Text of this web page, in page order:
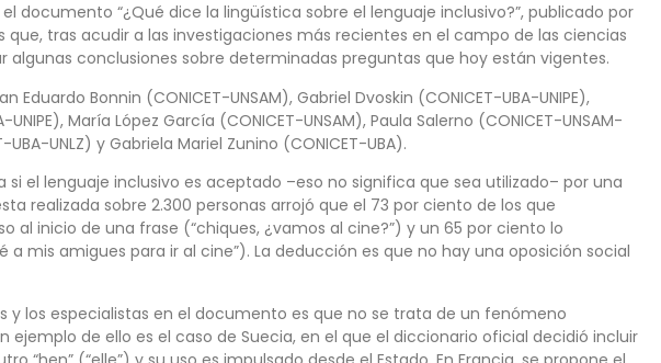
documento “¿Qué dice la lingüística sobre el lenguaje inclusivo?”, publicado por
tras acudir a las investigaciones más recientes en el campo de las ciencias
algunas conclusiones sobre determinadas preguntas que hoy están vigentes.
Bonnin (CONICET-UNSAM), Gabriel Dvoskin (CONICET-UBA-UNIPE),
UNIPE), María López García (CONICET-UNSAM), Paula Salerno (CONICET-UNSAM-
UBA-UNLZ) y Gabriela Mariel Zunino (CONICET-UBA).
si el lenguaje inclusivo es aceptado –eso no significa que sea utilizado– por una
realizada sobre 2.300 personas arrojó que el 73 por ciento de los que
al inicio de una frase (“chiques, ¿vamos al cine?”) y un 65 por ciento lo
mis amigues para ir al cine”). La deducción es que no hay una oposición social
y los especialistas en el documento es que no se trata de un fenómeno
ejemplo de ello es el caso de Suecia, en el que el diccionario oficial decidió incluir